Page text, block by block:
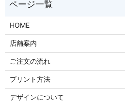
HOME
店舗案内
ご注文の流れ
プリント方法
デザインについて